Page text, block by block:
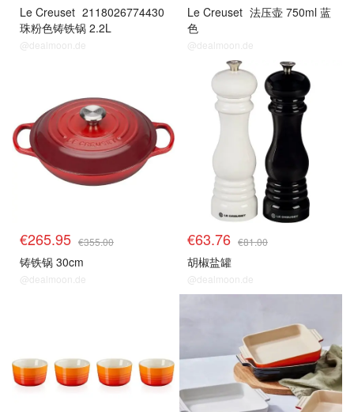
Le Creuset 2118026774430
珠粉色铸铁锅 2.2L
@dealmoon.de
Le Creuset 法压壶 750ml 蓝
色
@dealmoon.de
€265.95 €355.00
铸铁锅 30cm
@dealmoon.de
€63.76 €81.00
胡椒盐罐
@dealmoon.de